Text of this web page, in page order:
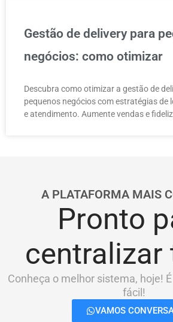
Gestão de delivery para
negócios: como otimizar
Descubra como otimizar a gestão de
pequenos negócios com estratégias de
e atendimento. Aumente vendas e
A PLATAFORMA MAIS
Pronto
centralizar
Conheça o melhor sistema, hoje!
fácil!
VAMOS